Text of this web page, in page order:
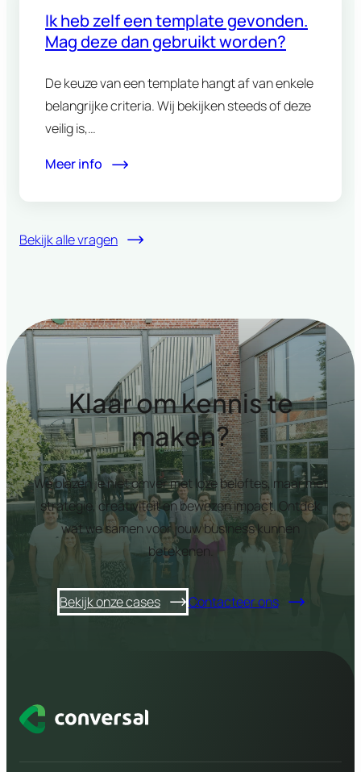
Ik heb zelf een template gevonden.
Mag deze dan gebruikt worden?
De keuze van een template hangt af van enkele
belangrijke criteria. Wij bekijken steeds of deze
veilig is,…
Meer info
Bekijk alle vragen
Klaar om kennis te
maken?
We blazen je niet omver met loze beloftes, maar met
strategie, creativiteit en bewezen impact. Ontdek
wat we samen voor jouw business kunnen
betekenen.
Bekijk onze cases Contacteer ons